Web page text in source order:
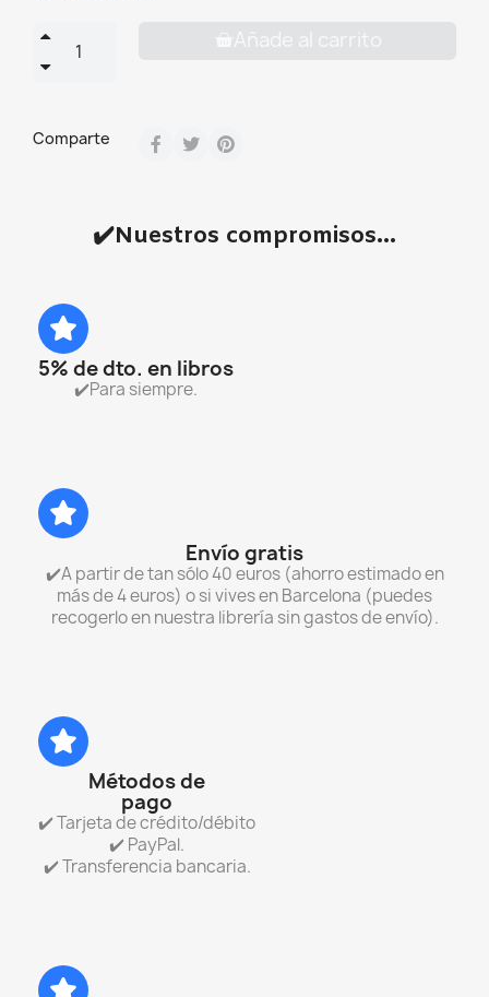
Añade al carrito
Comparte
✔️Nuestros compromisos...
5% de dto. en libros
✔️Para siempre.
Envío gratis
✔️A partir de tan sólo 40 euros (ahorro estimado en
más de 4 euros) o si vives en Barcelona (puedes
recogerlo en nuestra librería sin gastos de envío).
Métodos de
pago
✔️ Tarjeta de crédito/débito
✔️ PayPal.
✔️ Transferencia bancaria.